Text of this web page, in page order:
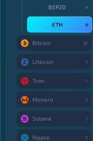
BEP20 ★
ETH ★
Bitcoin 2
Litecoin 1
Tron 1
Monero 1
Solana 1
Ripple 1